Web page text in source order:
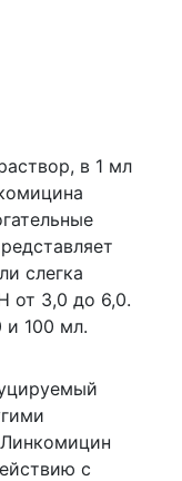
в 1 мл
слегка
от 3,0 до 6,0.
и 100 мл.
с